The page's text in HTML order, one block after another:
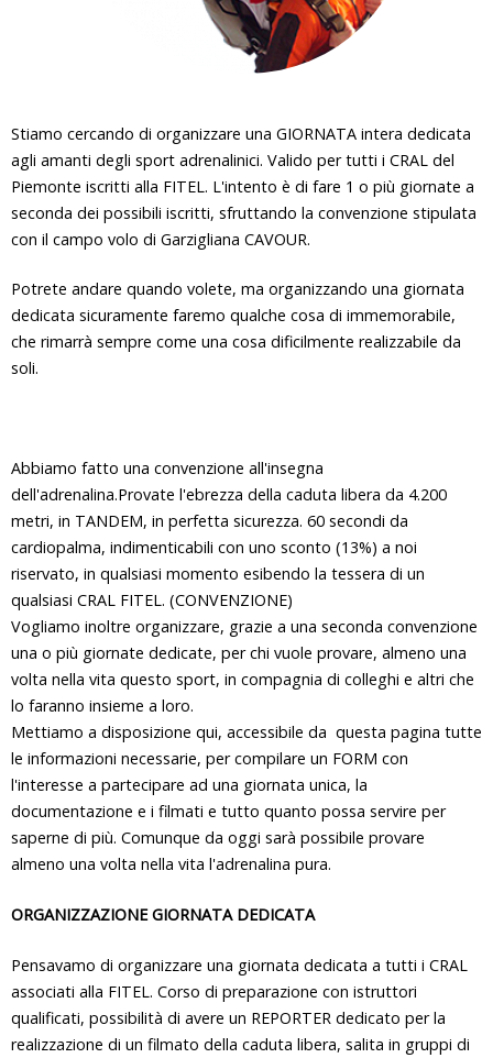
Stiamo cercando di organizzare una GIORNATA intera dedicata
agli amanti degli sport adrenalinici. Valido per tutti i CRAL del
Piemonte iscritti alla FITEL. L'intento è di fare 1 o più giornate a
seconda dei possibili iscritti, sfruttando la convenzione stipulata
con il campo volo di Garzigliana CAVOUR.
Potrete andare quando volete, ma organizzando una giornata
dedicata sicuramente faremo qualche cosa di immemorabile,
che rimarrà sempre come una cosa dificilmente realizzabile da
soli.
Abbiamo fatto una convenzione all'insegna
dell'adrenalina.Provate l'ebrezza della caduta libera da 4.200
metri, in TANDEM, in perfetta sicurezza. 60 secondi da
cardiopalma, indimenticabili con uno sconto (13%) a noi
riservato, in qualsiasi momento esibendo la tessera di un
qualsiasi CRAL FITEL. (CONVENZIONE)
Vogliamo inoltre organizzare, grazie a una seconda convenzione
una o più giornate dedicate, per chi vuole provare, almeno una
volta nella vita questo sport, in compagnia di colleghi e altri che
lo faranno insieme a loro.
Mettiamo a disposizione qui, accessibile da questa pagina tutte
le informazioni necessarie, per compilare un FORM con
l'interesse a partecipare ad una giornata unica, la
documentazione e i filmati e tutto quanto possa servire per
saperne di più. Comunque da oggi sarà possibile provare
almeno una volta nella vita l'adrenalina pura.
ORGANIZZAZIONE GIORNATA DEDICATA
Pensavamo di organizzare una giornata dedicata a tutti i CRAL
associati alla FITEL. Corso di preparazione con istruttori
qualificati, possibilità di avere un REPORTER dedicato per la
realizzazione di un filmato della caduta libera, salita in gruppi di